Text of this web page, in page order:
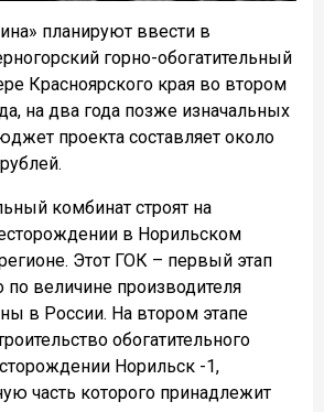
планируют ввести в
горно-обогатительный
Красноярского края во втором
на два года позже изначальных
проекта составляет около
комбинат строят на
в Норильском
Этот ГОК – первый этап
по величине производителя
в России. На втором этапе
обогатительного
Норильск -1,
часть которого принадлежит